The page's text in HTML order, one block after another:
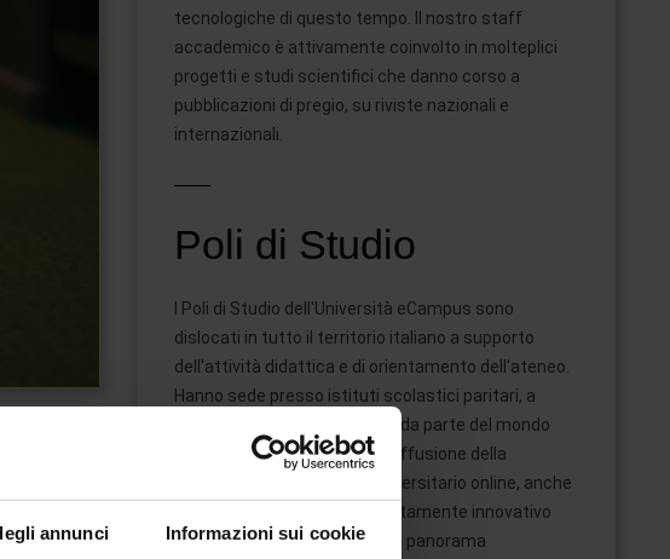
annunci Informazioni sui cookie
tecnologiche di questo tempo. Il nostro staff
accademico è attivamente coinvolto in molteplici
progetti e studi scientifici che danno corso a
pubblicazioni di pregio, su riviste nazionali e
internazionali.
Poli di Studio
I Poli di Studio dell'Università eCampus sono
dislocati in tutto il territorio italiano a supporto
dell'attività didattica e di orientamento dell'ateneo.
Hanno sede presso istituti scolastici paritari, a
dimostrazione dell'interesse da parte del mondo
scolastico di una maggiore diffusione della
conoscenza sul sistema universitario online, anche
tenuto conto del carattere altamente innovativo
dell'Università Telematica nel panorama